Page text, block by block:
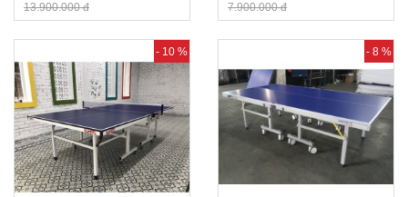
13.900.000 đ 7.900.000 đ
- 10 % - 8 %